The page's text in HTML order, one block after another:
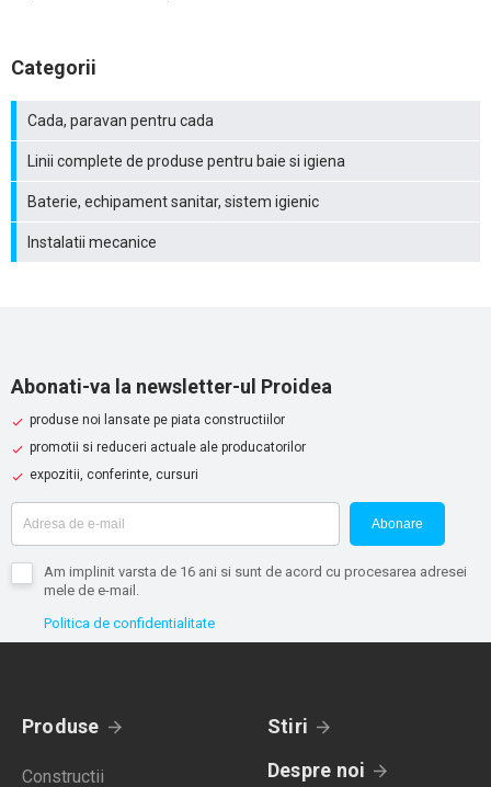
Categorii
Cada, paravan pentru cada
Linii complete de produse pentru baie si igiena
Baterie, echipament sanitar, sistem igienic
Instalatii mecanice
Abonati-va la newsletter-ul Proidea
produse noi lansate pe piata constructiilor
promotii si reduceri actuale ale producatorilor
expozitii, conferinte, cursuri
Abonare
Am implinit varsta de 16 ani si sunt de acord cu procesarea adresei
mele de e-mail.
Politica de confidentialitate
Produse
Constructii
Stiri
Despre noi